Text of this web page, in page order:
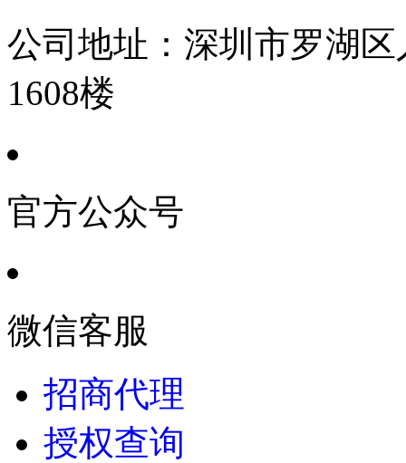
公司地址： 深圳市罗湖
1608楼
官方公众号
微信客服
招商代理
授权查询